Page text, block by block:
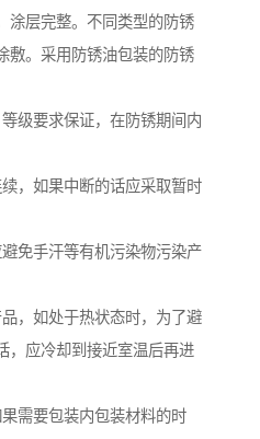
涂层完整。不同类型的防锈
敷。采用防锈油包装的防锈
级要求保证，在防锈期间内
，如果中断的话应采取暂时
免手汗等有机污染物污染产
，如处于热状态时，为了避
，应冷却到接近室温后再进
需要包装内包装材料的时